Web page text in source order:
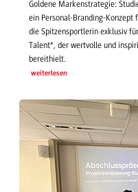
Goldene Markenstrategie:
ein Personal-Branding-
die Spitzensportlerin exklusiv
Talent", der wertvolle und
bereithielt.
weiterlesen